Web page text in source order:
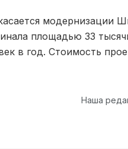
модернизации
площадью 33
в год. Стоимость
Наша